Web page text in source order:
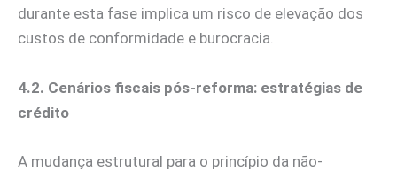
durante esta fase implica um risco de elevação dos
custos de conformidade e burocracia.
4.2. Cenários fiscais pós-reforma: estratégias de
crédito
A mudança estrutural para o princípio da não-